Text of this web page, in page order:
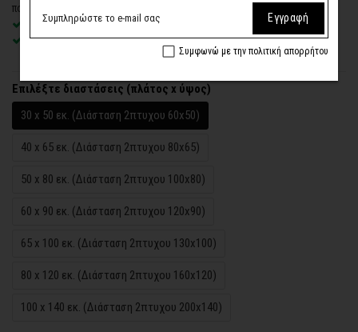
πολλές επιλογές
Χειροποίητη κατασκευή, ένας – ένας πίνακας κατά παραγγελία
Έτοιμοι για τοποθέτηση – με κρυφό σύστημα στήριξης
Επιλέξτε διαστάσεις (πλάτος x ύψος)
30 x 50 εκ. (Διάσταση 2πτυχου 60x50)
40 x 65 εκ. (Διάσταση 2πτυχου 80x65)
50 x 80 εκ. (Διάσταση 2πτυχου 100x80)
60 x 90 εκ. (Διάσταση 2πτυχου 120x90)
65 x 100 εκ. (Διάσταση 2πτυχου 130x100)
80 x 120 εκ. (Διάσταση 2πτυχου 160x120)
100 x 140 εκ. (Διάσταση 2πτυχου 200x140)
Εγγραφή
Συμφωνώ με την πολιτική απορρήτου